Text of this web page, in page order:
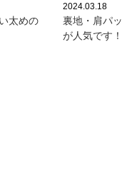
太めの
2024.03.18
裏地・肩パ
が人気です！